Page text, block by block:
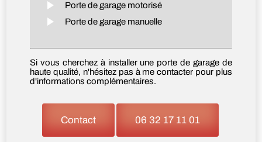
Porte de garage motorisé
Porte de garage manuelle
Si vous cherchez à installer une porte de garage de
haute qualité, n'hésitez pas à me contacter pour plus
d'informations complémentaires.
Contact 06 32 17 11 01